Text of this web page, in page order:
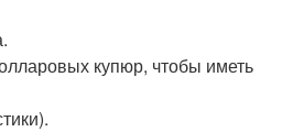
купюр, чтобы иметь